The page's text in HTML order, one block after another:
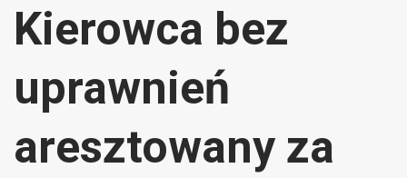
Kierowca bez
uprawnień
aresztowany za